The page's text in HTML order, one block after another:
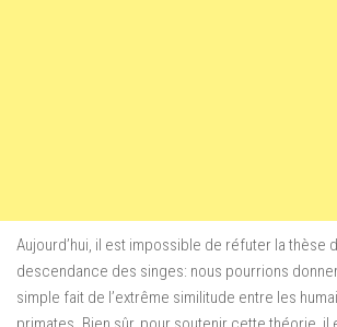
Aujourd’hui, il est impossible de réfuter la thèse
descendance des singes: nous pourrions
simple fait de l’extrême similitude entre les